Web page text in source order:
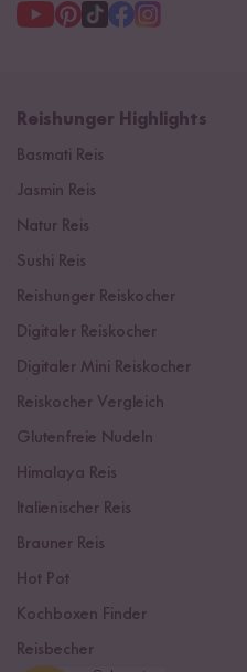
Reishunger Highlights
Basmati Reis
Jasmin Reis
Natur Reis
Sushi Reis
Reishunger Reiskocher
Digitaler Reiskocher
Digitaler Mini Reiskocher
Reiskocher Vergleich
Glutenfreie Nudeln
Himalaya Reis
Italienischer Reis
Brauner Reis
Hot Pot
Kochboxen Finder
Reisbecher